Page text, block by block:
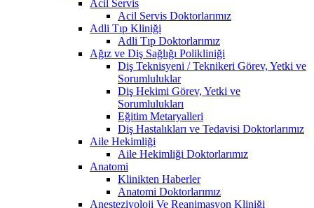
Acil Servis
Acil Servis Doktorlarımız
Adli Tıp Kliniği
Adli Tıp Doktorlarımız
Ağız ve Diş Sağlığı Polikliniği
Diş Teknisyeni / Teknikeri Görev, Yetki ve
Sorumluluklar
Diş Hekimi Görev, Yetki ve
Sorumlulukları
Eğitim Metaryalleri
Diş Hastalıkları ve Tedavisi Doktorlarımız
Aile Hekimliği
Aile Hekimliği Doktorlarımız
Anatomi
Klinikten Haberler
Anatomi Doktorlarımız
Anesteziyoloji Ve Reanimasyon Kliniği